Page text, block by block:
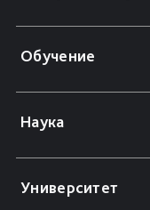
Обучение
Наука
Университет